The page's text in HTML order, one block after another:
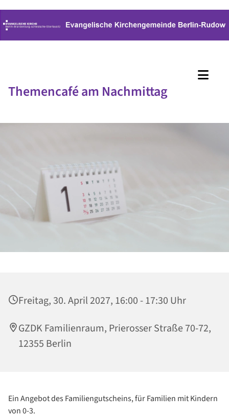
Themencafé am Nachmittag
Freitag, 30. April 2027, 16:00 - 17:30 Uhr
GZDK Familienraum, Prierosser Straße 70-72,
12355 Berlin
Ein Angebot des Familiengutscheins, für Familien mit Kindern
von 0-3.